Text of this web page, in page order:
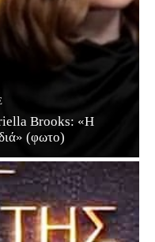
Brooks: «Η
(φωτο)